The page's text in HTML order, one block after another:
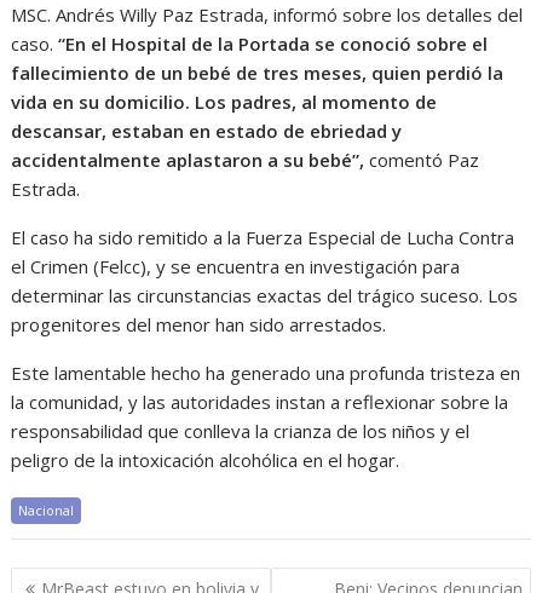
MSC. Andrés Willy Paz Estrada, informó sobre los detalles del
caso.“En el Hospital de la Portada se conoció sobre el
fallecimiento de un bebé de tres meses, quien perdió la
vida en su domicilio. Los padres, al momento de
descansar, estaban en estado de ebriedad y
accidentalmente aplastaron a su bebé”, comentó Paz
Estrada.
El caso ha sido remitido a la Fuerza Especial de Lucha Contra
el Crimen (Felcc), y se encuentra en investigación para
determinar las circunstancias exactas del trágico suceso. Los
progenitores del menor han sido arrestados.
Este lamentable hecho ha generado una profunda tristeza en
la comunidad, y las autoridades instan a reflexionar sobre la
responsabilidad que conlleva la crianza de los niños y el
peligro de la intoxicación alcohólica en el hogar.
Nacional
Navegación